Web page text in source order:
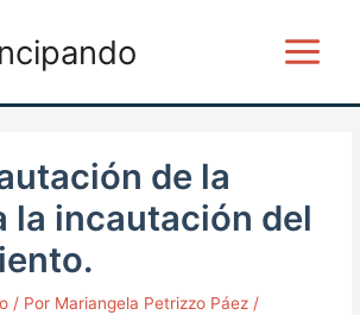
Menu
de la
la incautación del
/ Por Mariangela Petrizzo Páez/